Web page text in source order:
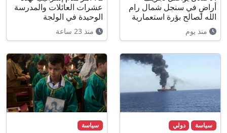
أراضٍ في سنجل شمال رام
الله لصالح بؤرة استعمارية
منذ يوم
عشرات العائلات والمدرسة
الوحيدة في الولجة
منذ 23 ساعة
سياسة دولي سياسة